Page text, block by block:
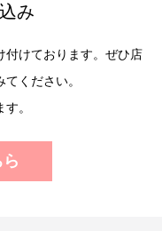
み
付けております。ぜひ店
ください。
。